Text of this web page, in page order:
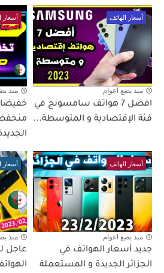
أسعار الهاتف
منذ بضع اعوام
افضل 7 هواتف سامسونج في
فئة الإقتصادية و المتوسطة...
أسعار
منذ
أسعار الهاتف
منذ بضع اعوام
جديد أسعار الهواتف في
الجزائر الجديدة و المستعملة
أسعار
منذ
عاجل